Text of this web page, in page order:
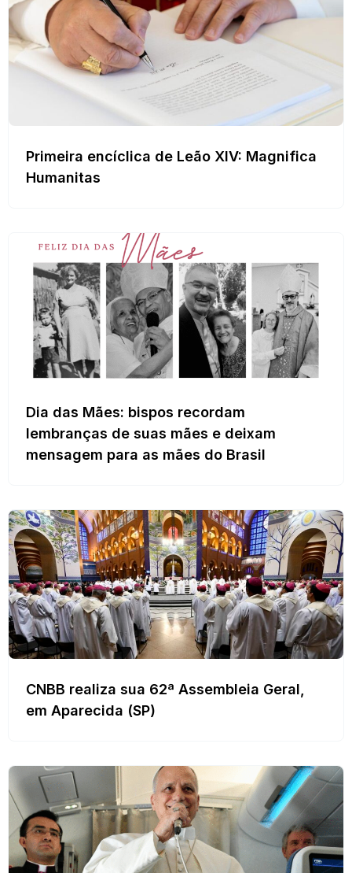
Primeira encíclica de Leão XIV: Magnifica
Humanitas
Dia das Mães: bispos recordam
lembranças de suas mães e deixam
mensagem para as mães do Brasil
CNBB realiza sua 62ª Assembleia Geral,
em Aparecida (SP)